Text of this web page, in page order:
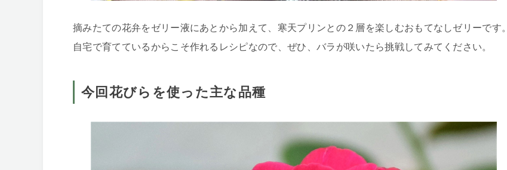
摘みたての花弁をゼリー液にあとから加えて、寒天プリンとの２層を楽しむおもてなしゼリーです。
自宅で育てているからこそ作れるレシピなので、ぜひ、バラが咲いたら挑戦してみてください。
今回花びらを使った主な品種